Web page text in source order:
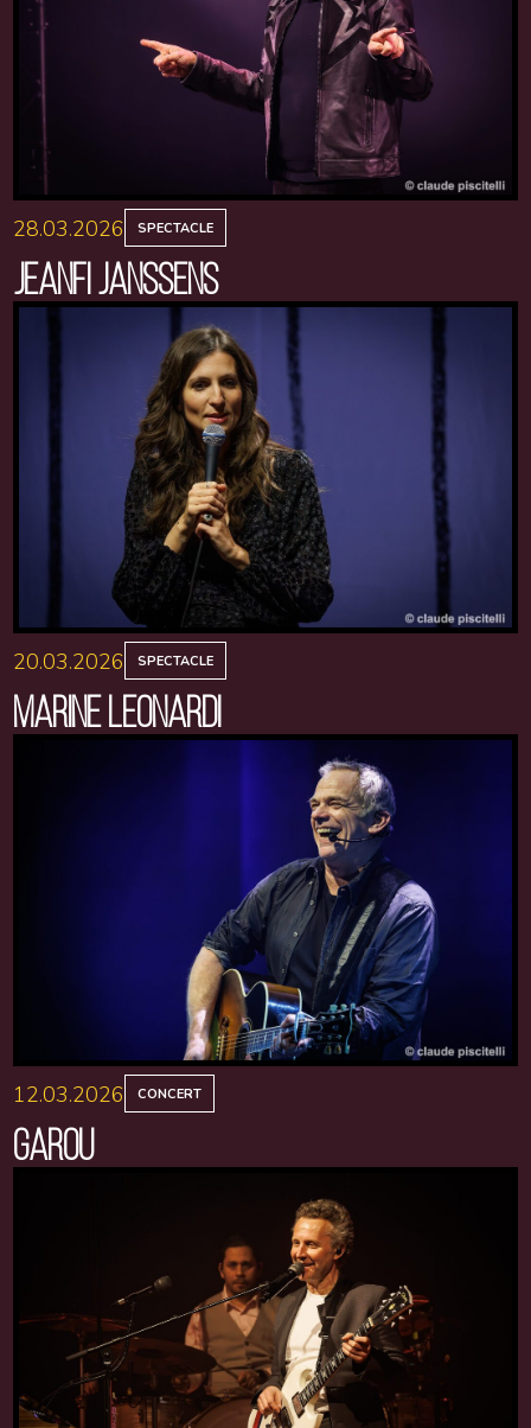
28.03.2026 SPECTACLE
JEANFI JANSSENS
20.03.2026 SPECTACLE
MARINE LEONARDI
12.03.2026 CONCERT
GAROU